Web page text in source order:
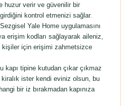
huzur verir ve güvenilir bir
kontrol etmenizi sağlar.
Yale Home uygulamasını
erişim kodları sağlayarak aileniz,
kişiler için erişimi zahmetsizce
kapı tipine kutudan çıkar çıkmaz
ister kendi eviniz olsun, bu
bir iz bırakmadan kapınıza